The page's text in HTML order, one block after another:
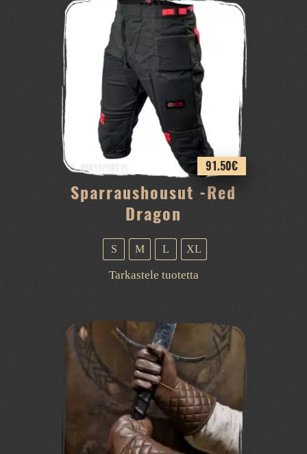
Sparraushousut -Red
Dragon
91.50€
S M L XL
Tarkastele tuotettaTällä
useampi
muunnelma.
Voit
tehdä
valinnat
tuotteen
sivulla.